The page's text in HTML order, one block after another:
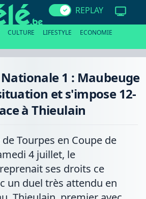
REPLAY
CULTURE LIFESTYLE ECONOMIE
1 : Maubeuge
et s'impose 12-
à Thieulain
Tourpes en Coupe de
4 juillet, le
ses droits ce
un duel très attendu en